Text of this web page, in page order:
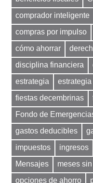
comprador inteligente
compras por impulso
cómo ahorrar
disciplina financiera
estrategia
fiestas decembrinas
Fondo de
gastos deducibles
impuestos
ingresos
Mensajes
meses
opciones de ahorro